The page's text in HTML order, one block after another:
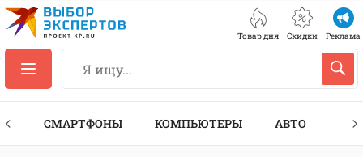
Товар дня Скидки Реклама
СМАРТФОНЫ КОМПЬЮТЕРЫ АВТО